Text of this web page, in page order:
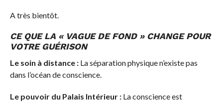
A très bientôt.
CE QUE LA « VAGUE DE FOND » CHANGE POUR
VOTRE GUÉRISON
Le soin à distance :La séparation physique n’existe pas
dans l’océan de conscience.
Le pouvoir du Palais Intérieur :La conscience est